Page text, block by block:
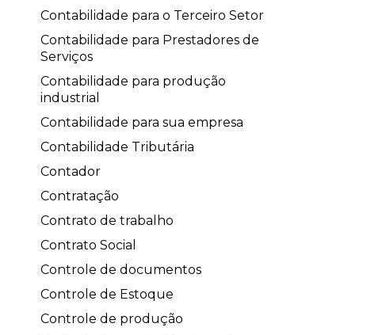
Contabilidade para o Terceiro Setor
Contabilidade para Prestadores de
Serviços
Contabilidade para produção
industrial
Contabilidade para sua empresa
Contabilidade Tributária
Contador
Contratação
Contrato de trabalho
Contrato Social
Controle de documentos
Controle de Estoque
Controle de produção